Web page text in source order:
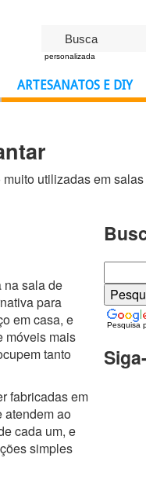
personalizada
ARTESANATOS E DIY
utilizadas em
na sala de
para
em casa, e
móveis mais
tanto
fabricadas em
atendem ao
cada um, e
simples
Pesquisa